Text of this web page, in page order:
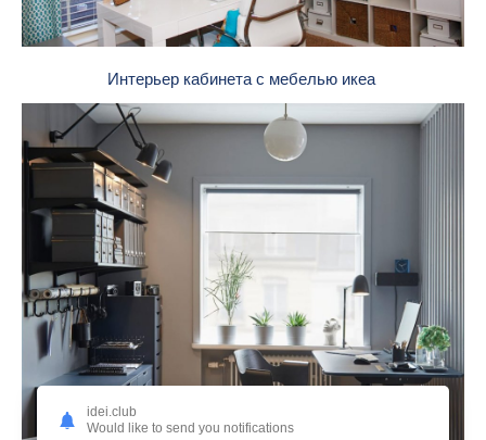
Интерьер кабинета с мебелью икеа
idei.club
Would like to send you notifications